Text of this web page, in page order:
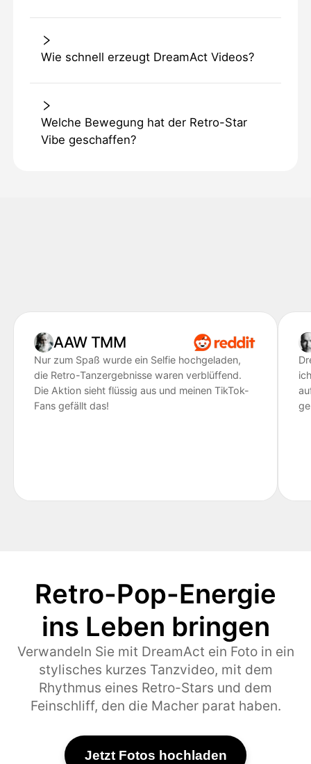
Wie schnell erzeugt DreamAct Videos?
Welche Bewegung hat der Retro-Star
Vibe geschaffen?
AAW TMM
Nur zum Spaß wurde ein Selfie hochgeladen,
die Retro-Tanzergebnisse waren verblüffend.
Die Aktion sieht flüssig aus und meinen TikTok-
Fans gefällt das!
Retro-Pop-Energie
ins Leben bringen
Verwandeln Sie mit DreamAct ein Foto in ein
stylisches kurzes Tanzvideo, mit dem
Rhythmus eines Retro-Stars und dem
Feinschliff, den die Macher parat haben.
Jetzt Fotos hochladen